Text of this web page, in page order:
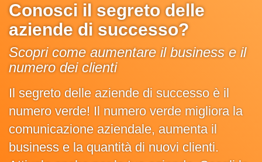
Conosci il segreto delle
aziende di successo?
Scopri come aumentare il business e il
numero dei clienti
Il segreto delle aziende di successo è il
numero verde! Il numero verde migliora la
comunicazione aziendale, aumenta il
business e la quantità di nuovi clienti.